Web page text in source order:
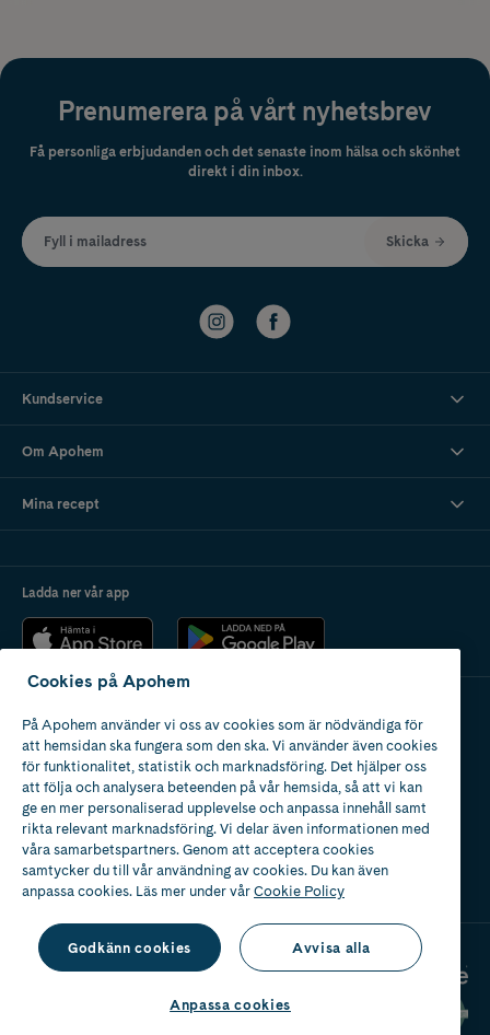
Prenumerera på vårt nyhetsbrev
Få personliga erbjudanden och det senaste inom hälsa och skönhet
direkt i din inbox.
Fyll i mailadress Skicka
Kundservice
Om Apohem
Mina recept
Ladda ner vår app
Apotek med tillstånd
av Läkemedelsverket
Cookies på Apohem
På Apohem använder vi oss av cookies som är nödvändiga för
att hemsidan ska fungera som den ska. Vi använder även cookies
för funktionalitet, statistik och marknadsföring. Det hjälper oss
att följa och analysera beteenden på vår hemsida, så att vi kan
ge en mer personaliserad upplevelse och anpassa innehåll samt
rikta relevant marknadsföring. Vi delar även informationen med
våra samarbetspartners. Genom att acceptera cookies
samtycker du till vår användning av cookies. Du kan även
anpassa cookies. Läs mer under vårCookie Policy
Godkänn cookies Avvisa alla
Anpassa cookies